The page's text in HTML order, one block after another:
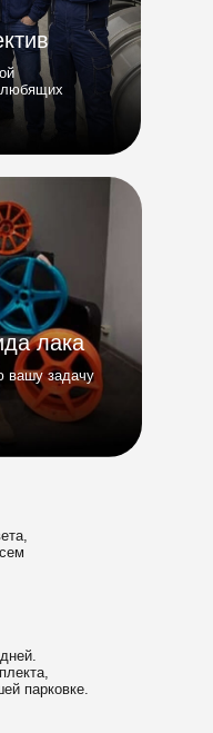
любящих
лака
вашу задачу
парковке.